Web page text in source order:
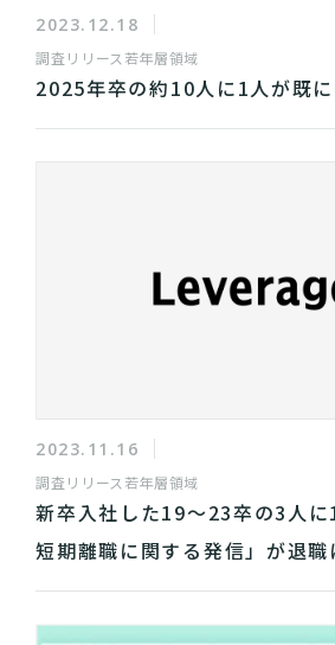
2023.12.18
調査リリース 若年層領域
2025年卒の約10人に1人が既
2023.11.16
調査リリース 若年層領域
新卒入社した19～23卒の3人
短期離職に関する発信」が退職